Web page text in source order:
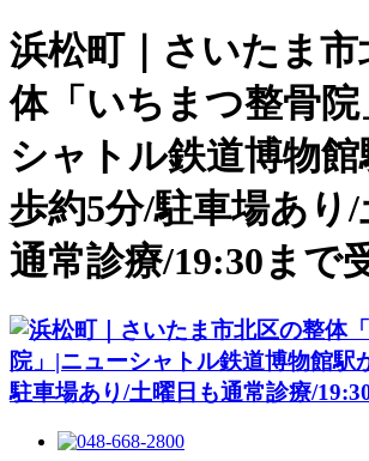
浜松町｜さいたま
体「いちまつ整骨
シャトル鉄道博物
歩約5分/駐車場あり/
通常診療/19:30まで